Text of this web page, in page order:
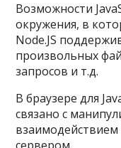
Возможности
окружения, в
Node.JS
произвольных
запросов и т.д.
В браузере для
связано с
взаимодействием